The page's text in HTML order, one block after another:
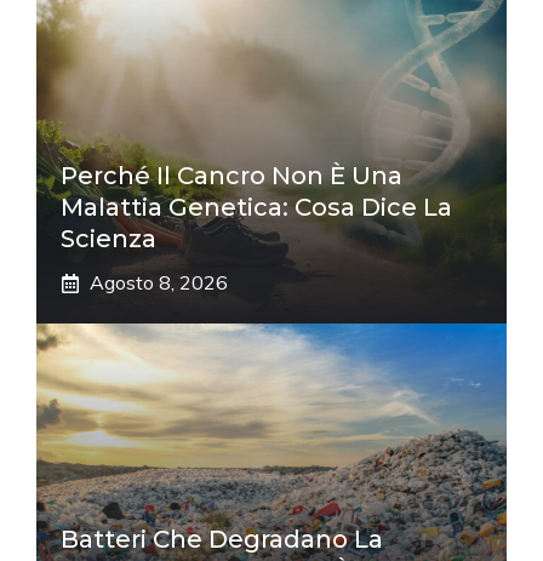
Perché Il Cancro Non È Una
Malattia Genetica: Cosa Dice La
Scienza
Agosto 8, 2026
Batteri Che Degradano La